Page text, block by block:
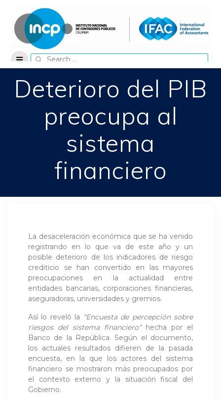
content
Search
for:
Deterioro del PIB
preocupa al
sistema
financiero
La desaceleración económica que se ha venido
registrando en lo que va de este año y un
posible deterioro de los indicadores de riesgo
crediticio se han convertido en las mayores
preocupaciones en la actualidad entre
entidades bancarias, corporaciones financieras,
aseguradoras, universidades y gremios.
Así lo reveló la “Encuesta de percepción sobre
riesgos del sistema financiero” hecha por el
Banco de la República. Según el documento,
los actuales resultados difieren de la pasada
encuesta, en la que los actores del sistema
financiero se mostraron más preocupados por
el contexto externo y la situación fiscal del
Gobierno.